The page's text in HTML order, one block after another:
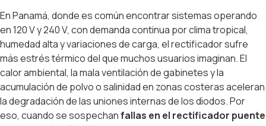
En Panamá, donde es común encontrar sistemas operando
en 120 V y 240 V, con demanda continua por clima tropical,
humedad alta y variaciones de carga, el rectificador sufre
más estrés térmico del que muchos usuarios imaginan. El
calor ambiental, la mala ventilación de gabinetes y la
acumulación de polvo o salinidad en zonas costeras aceleran
la degradación de las uniones internas de los diodos. Por
eso, cuando se sospechanfallas en el rectificador puente